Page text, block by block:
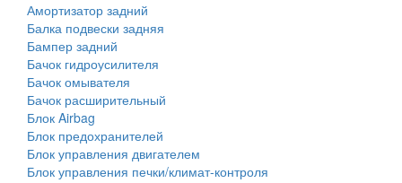
Амортизатор задний
Балка подвески задняя
Бампер задний
Бачок гидроусилителя
Бачок омывателя
Бачок расширительный
Блок Airbag
Блок предохранителей
Блок управления двигателем
Блок управления печки/климат-контроля